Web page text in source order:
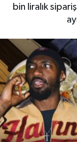
bin liralık